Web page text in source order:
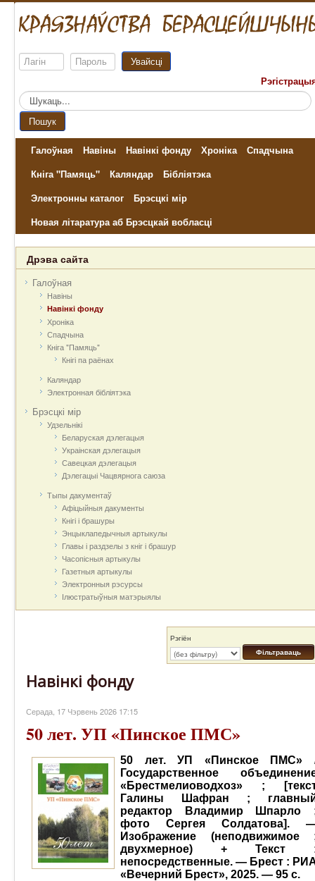
Увайсці
Пошук...
Пошук
Галоўная Навіны Навінкі фонду Хроніка
Спадчына
Кніга "Памяць"
Каляндар
Бібліятэка
Электронны каталог
Брэсцкі мір
Новая літаратура аб Брэсцкай вобласці
Дрэва сайта
Галоўная
Навіны
Навінкі фонду
Хроніка
Спадчына
Кніга "Памяць"
Кнігі па раёнах
Каляндар
Электронная бібліятэка
Брэсцкі мір
Удзельнікі
Беларуская дэлегацыя
Украінская дэлегацыя
Савецкая дэлегацыя
Дэлегацыі Чацвярнога саюза
Тыпы дакументаў
Афіцыйныя дакумeнты
Кнігі і брашуры
Энцыклапедычныя артыкулы
Главы і раздзелы з кніг і брашур
Часопісныя артыкулы
Газетныя артыкулы
Электронныя рэсурсы
Ілюстратыўныя матэрыялы
Фільтраваць
Рэгіён
Навінкі фонду
Серада, 17 Чэрвень 2026 17:15
50 лет. УП «Пинское ПМС»
50 лет. УП «Пинское ПМС»
Государственное
«Брестмелиоводхоз» ;
Галины Шафран ;
редактор Владимир Шпарло
фото Сергея Солдатова].
Изображение (неподвижимое
двухмерное) + Текст
непосредственные. — Брест :
«Вечерний Брест», 2025. — 95 с.